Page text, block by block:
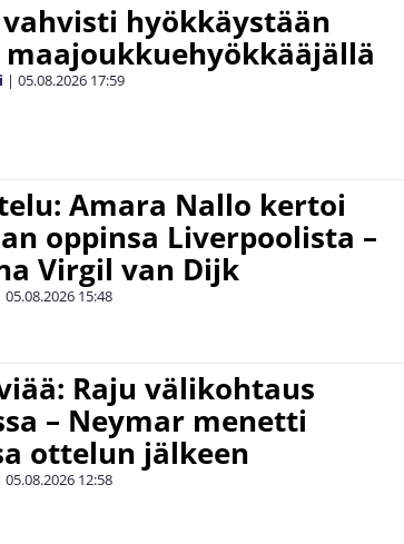
vahvisti hyökkäystään
| 05.08.2026 17:59
Amara Nallo kertoi
oppinsa Liverpoolista –
Virgil van Dijk
05.08.2026 15:48
Raju välikohtaus
– Neymar menetti
ottelun jälkeen
05.08.2026 12:58